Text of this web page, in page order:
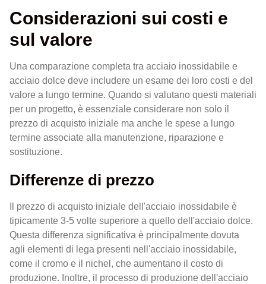
Considerazioni sui costi e
sul valore
Una comparazione completa tra acciaio inossidabile e
acciaio dolce deve includere un esame dei loro costi e del
valore a lungo termine. Quando si valutano questi materiali
per un progetto, è essenziale considerare non solo il
prezzo di acquisto iniziale ma anche le spese a lungo
termine associate alla manutenzione, riparazione e
sostituzione.
Differenze di prezzo
Il prezzo di acquisto iniziale dell'acciaio inossidabile è
tipicamente 3-5 volte superiore a quello dell'acciaio dolce.
Questa differenza significativa è principalmente dovuta
agli elementi di lega presenti nell'acciaio inossidabile,
come il cromo e il nichel, che aumentano il costo di
produzione. Inoltre, il processo di produzione dell'acciaio